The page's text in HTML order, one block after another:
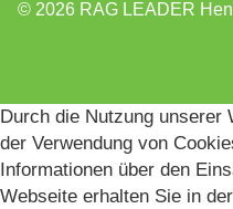
© 2026 RAG LEADER
Durch die Nutzung unserer
der Verwendung von
Informationen über den
Webseite erhalten Sie in der